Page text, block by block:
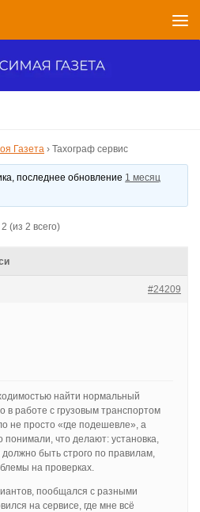
Газета › Тахограф сервис
последнее обновление 1 месяц
(из 2 всего)
#24209
найти нормальный
в работе с грузовым транспортом
не просто «где подешевле», а
что делают: установка,
быть строго по правилам,
на проверках.
пообщался с разными
на сервисе, где мне всё